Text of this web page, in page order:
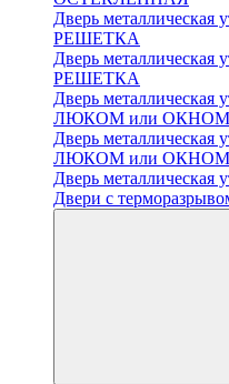
Дверь металлическая
РЕШЕТКА
Дверь металлическая
РЕШЕТКА
Дверь металлическая
ЛЮКОМ или ОКНОМ
Дверь металлическая
ЛЮКОМ или ОКНОМ
Дверь металлическая
Двери с